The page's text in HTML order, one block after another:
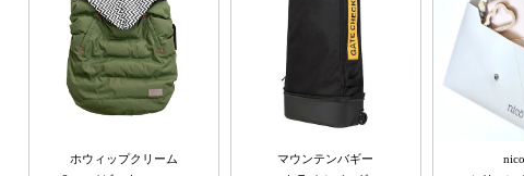
ホウィップクリーム
マウンテンバギー